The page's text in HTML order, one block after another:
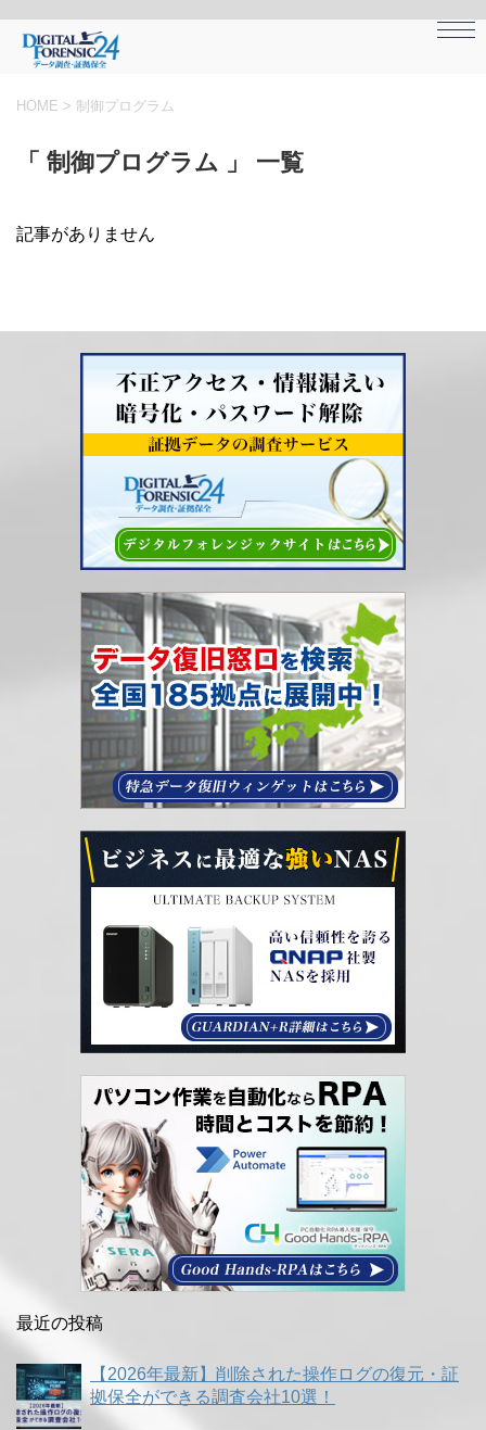
HOME > 制御プログラム
「 制御プログラム 」 一覧
記事がありません
最近の投稿
【2026年最新】削除された操作ログの復元・証
拠保全ができる調査会社10選！